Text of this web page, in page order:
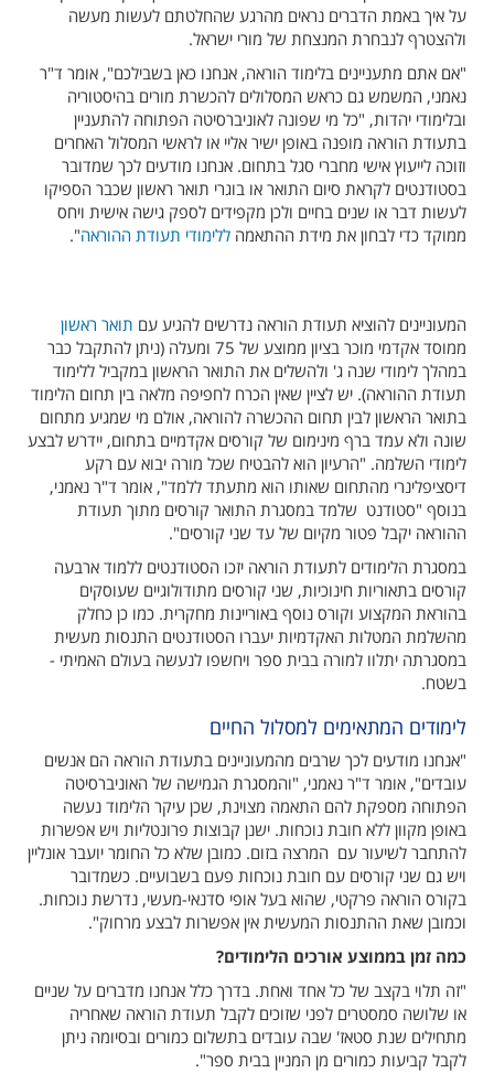
על איך באמת הדברים נראים מהרגע שהחלטתם לעשות מעשה
ולהצטרף לנבחרת המנצחת של מורי ישראל.
"אם אתם מתעניינים בלימוד הוראה, אנחנו כאן בשבילכם", אומר ד"ר
נאמני, המשמש גם כראש המסלולים להכשרת מורים בהיסטוריה
ובלימודי יהדות, "כל מי שפונה לאוניברסיטה הפתוחה להתעניין
בתעודת הוראה מופנה באופן ישיר אליי או לראשי המסלול האחרים
וזוכה לייעוץ אישי מחברי סגל בתחום. אנחנו מודעים לכך שמדובר
בסטודנטים לקראת סיום התואר או בוגרי תואר ראשון שכבר הספיקו
לעשות דבר או שנים בחיים ולכן מקפידים לספק גישה אישית ויחס
ממוקד כדי לבחון את מידת ההתאמה ללימודי תעודת ההוראה".
המעוניינים להוציא תעודת הוראה נדרשים להגיע עם תואר ראשון
ממוסד אקדמי מוכר בציון ממוצע של 75 ומעלה (ניתן להתקבל כבר
במהלך לימודי שנה ג' ולהשלים את התואר הראשון במקביל ללימוד
תעודת ההוראה). יש לציין שאין הכרח לחפיפה מלאה בין תחום הלימוד
בתואר הראשון לבין תחום ההכשרה להוראה, אולם מי שמגיע מתחום
שונה ולא עמד ברף מינימום של קורסים אקדמיים בתחום, יידרש לבצע
לימודי השלמה. "הרעיון הוא להבטיח שכל מורה יבוא עם רקע
דיסציפלינרי מהתחום שאותו הוא מתעתד ללמד", אומר ד"ר נאמני,
בנוסף "סטודנט שלמד במסגרת התואר קורסים מתוך תעודת
ההוראה יקבל פטור מקיום של עד שני קורסים".
במסגרת הלימודים לתעודת הוראה יזכו הסטודנטים ללמוד ארבעה
קורסים בתאוריות חינוכיות, שני קורסים מתודולוגיים שעוסקים
בהוראת המקצוע וקורס נוסף באוריינות מחקרית. כמו כן כחלק
מהשלמת המטלות האקדמיות יעברו הסטודנטים התנסות מעשית
במסגרתה יתלוו למורה בבית ספר ויחשפו לנעשה בעולם האמיתי -
בשטח.
לימודים המתאימים למסלול החיים
"אנחנו מודעים לכך שרבים מהמעוניינים בתעודת הוראה הם אנשים
עובדים", אומר ד"ר נאמני, "והמסגרת הגמישה של האוניברסיטה
הפתוחה מספקת להם התאמה מצוינת, שכן עיקר הלימוד נעשה
באופן מקוון ללא חובת נוכחות. ישנן קבוצות פרונטליות ויש אפשרות
להתחבר לשיעור עם המרצה בזום. כמובן שלא כל החומר יועבר אונליין
ויש גם שני קורסים עם חובת נוכחות פעם בשבועיים. כשמדובר
בקורס הוראה פרקטי, שהוא בעל אופי סדנאי-מעשי, נדרשת נוכחות.
וכמובן שאת ההתנסות המעשית אין אפשרות לבצע מרחוק".
כמה זמן בממוצע אורכים הלימודים?
"זה תלוי בקצב של כל אחד ואחת. בדרך כלל אנחנו מדברים על שניים
או שלושה סמסטרים לפני שזוכים לקבל תעודת הוראה שאחריה
מתחילים שנת סטאז' שבה עובדים בתשלום כמורים ובסיומה ניתן
לקבל קביעות כמורים מן המניין בבית ספר".